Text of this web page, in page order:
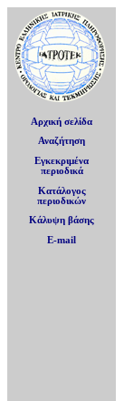
Αρχική σελίδα
Αναζήτηση
Εγκεκριμένα
περιοδικά
Κατάλογος
περιοδικών
Κάλυψη βάσης
E-mail